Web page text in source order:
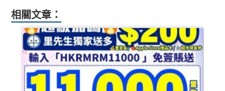
相關文章：